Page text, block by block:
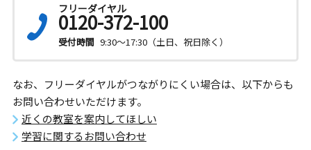
フリーダイヤル
0120-372-100
受付時間 9:30～17:30（土日、祝日除く）
なお、フリーダイヤルがつながりにくい場合は、以下からも
お問い合わせいただけます。
近くの教室を案内してほしい
学習に関するお問い合わせ